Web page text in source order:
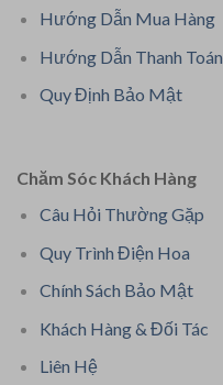
Hướng Dẫn Mua Hàng
Hướng Dẫn Thanh Toán
Quy Định Bảo Mật
Chăm Sóc Khách Hàng
Câu Hỏi Thường Gặp
Quy Trình Điện Hoa
Chính Sách Bảo Mật
Khách Hàng & Đối Tác
Liên Hệ